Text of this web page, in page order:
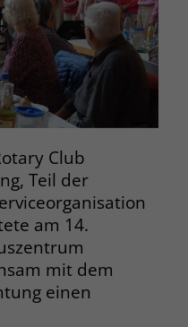
Club
Teil der
am 14.
mit dem
einen